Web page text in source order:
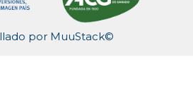
por MuuStack©